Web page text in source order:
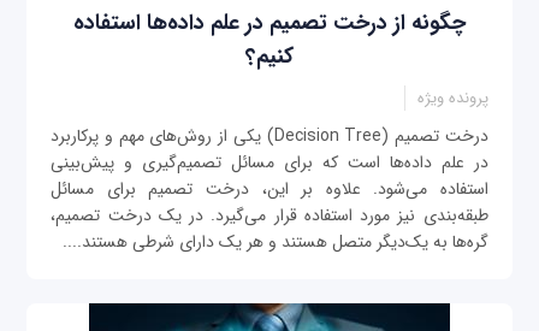
چگونه از درخت تصمیم در علم داده‌ها استفاده
کنیم؟
پرونده ویژه
درخت تصمیم (Decision Tree) یکی از روش‌های مهم و پرکاربرد
در علم داده‌ها است که برای مسائل تصمیم‌گیری و پیش‌بینی
استفاده می‌شود. علاوه بر این، درخت تصمیم برای مسائل
طبقه‌بندی نیز مورد استفاده قرار می‌گیرد. در یک درخت تصمیم،
گره‌‌ها به یک‌دیگر متصل هستند و هر یک دارای شرطی هستند....